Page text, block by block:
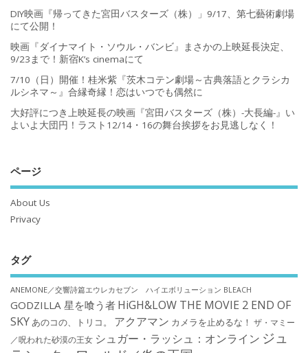
DIY映画『帰ってきた宮田バスターズ（株）」9/17、第七藝術劇場
にて公開！
映画『ダイナマイト・ソウル・バンビ』まさかの上映延長決定、
9/23まで！新宿K’s cinemaにて
7/10（日）開催！桂米紫『茨木コテン劇場～古典落語とクラシカ
ルシネマ～』合縁奇縁！恋はいつでも偶然に
大好評につき上映延長の映画『宮田バスターズ（株）-大長編-』い
よいよ大団円！ラスト12/14・16の舞台挨拶をお見逃しなく！
ページ
About Us
Privacy
タグ
ANEMONE／交響詩篇エウレカセブン ハイエボリューション BLEACH
GODZILLA 星を喰う者 HiGH&LOW THE MOVIE 2 END OF
SKYあのコの、トリコ。 アクアマン カメラを止めるな！ ザ・マミー
／呪われた砂漠の王女 シュガー・ラッシュ：オンライン ジュ